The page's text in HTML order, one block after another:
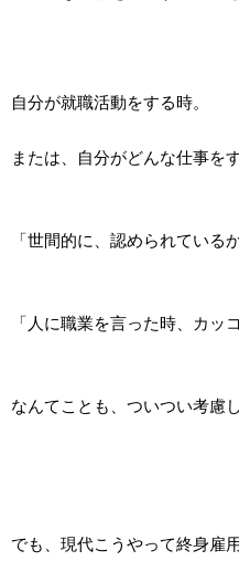
自分が就職活動をする時。
または、自分がどんな仕事を
「世間的に、認められているか
「人に職業を言った時、カッ
なんてことも、ついつい考慮
でも、現代こうやって終身雇